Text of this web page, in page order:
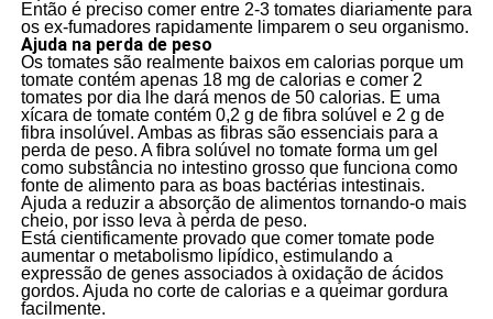
Então é preciso comer entre 2-3 tomates diariamente para
os ex-fumadores rapidamente limparem o seu organismo.
Ajuda na perda de peso
Os tomates são realmente baixos em calorias porque um
tomate contém apenas 18 mg de calorias e comer 2
tomates por dia lhe dará menos de 50 calorias. E uma
xícara de tomate contém 0,2 g de fibra solúvel e 2 g de
fibra insolúvel. Ambas as fibras são essenciais para a
perda de peso. A fibra solúvel no tomate forma um gel
como substância no intestino grosso que funciona como
fonte de alimento para as boas bactérias intestinais.
Ajuda a reduzir a absorção de alimentos tornando-o mais
cheio, por isso leva à perda de peso.
Está cientificamente provado que comer tomate pode
aumentar o metabolismo lipídico, estimulando a
expressão de genes associados à oxidação de ácidos
gordos. Ajuda no corte de calorias e a queimar gordura
facilmente.